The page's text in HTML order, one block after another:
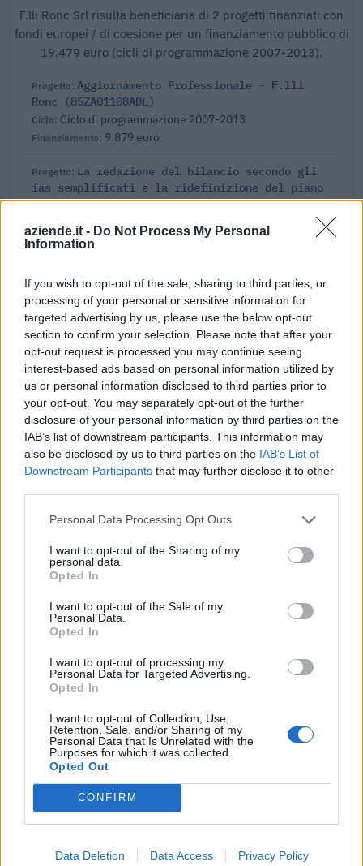
aziende.it - Do Not Process My Personal
Information
If you wish to opt-out of the sale, sharing to third parties, or
processing of your personal or sensitive information for
targeted advertising by us, please use the below opt-out
section to confirm your selection. Please note that after your
opt-out request is processed you may continue seeing
interest-based ads based on personal information utilized by
us or personal information disclosed to third parties prior to
your opt-out. You may separately opt-out of the further
disclosure of your personal information by third parties on the
IAB’s list of downstream participants. This information may
also be disclosed by us to third parties on the IAB’s List of
Downstream Participants that may further disclose it to other
Personal Data Processing Opt Outs
I want to opt-out of the Sharing of my
personal data.
Opted In
I want to opt-out of the Sale of my
Personal Data.
Opted In
I want to opt-out of processing my
Personal Data for Targeted Advertising.
Opted In
I want to opt-out of Collection, Use,
Retention, Sale, and/or Sharing of my
Personal Data that Is Unrelated with the
Purposes for which it was collected.
Opted Out
CONFIRM
Data Deletion Data Access Privacy Policy
F.lli Ronc Srl risulta beneficiaria di 2 progetti finanziati con
fondi europei / di coesione per un finanziamento pubblico di
19.479 euro (cicli di programmazione 2007-2013).
Aggiornamento Professionale - F.lli
Ronc (85ZA01108ADL)
Ciclo di programmazione 2007-2013
9.879 euro
La redazione del bilancio secondo gli
ias semplificati e la ridefinizione del piano
dei conti (85ZA01024ADL)
9.600 euro
verificabile sul portale OpenCoesione. Dati aggiornati al 2026-08-02.
Aiuti di Stato e contributi pubblici
F.lli Ronc Srl risulta beneficiaria di 29 aiuti o contributi
pubblici per un totale di 14.933.007 euro (2020–2025).
2025-11-17
Bando Ricerca 2025
Regione Autonoma Valle d'Aosta - Dipartimento
sviluppo economico, formazione, la
110.976 euro
2025-11-14
Nuova Sabatini - Finanziamenti per l'acquisto di
nuovi macchinari, impianti e attrezzature da parte delle
piccole e medi
Ministero delle Imprese e del Made in Italy -
Dipartimento per le politiche per
2025-11-14
nuovi macchinari, impianti e attrezzature da parte delle
piccole e medi
Ministero delle Imprese e del Made in Italy -
Dipartimento per le politiche per
4.335 euro
2025-06-13
nuovi macchinari, impianti e attrezzature da parte delle